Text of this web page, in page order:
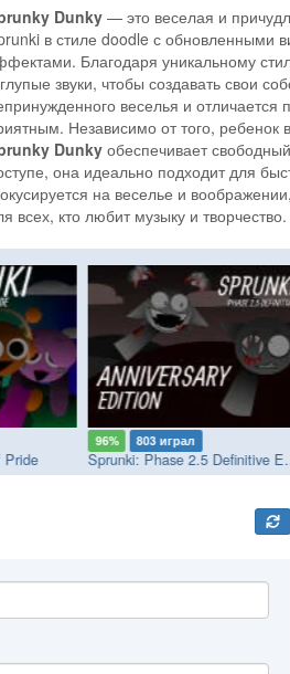
Dunky— это веселая и
в стиле doodle с обновленными
Благодаря уникальному
звуки, чтобы создавать свои
веселья и
Независимо от того,
Dunkyобеспечивает
она идеально подходит для
на веселье и
всех, кто любит музыку и творчество.
Pride
96% 803 играл
Sprunki: